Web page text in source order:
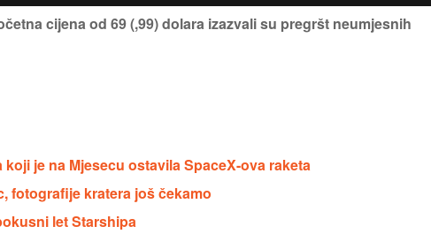
cijena od 69 (,99) dolara izazvali su pregršt neumjesnih
je na Mjesecu ostavila SpaceX-ova raketa
fotografije kratera još čekamo
let Starshipa